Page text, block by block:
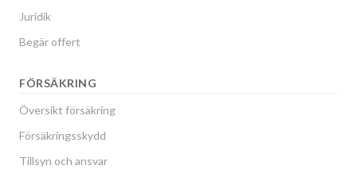
Juridik
Begär offert
FÖRSÄKRING
Översikt försäkring
Försäkringsskydd
Tillsyn och ansvar